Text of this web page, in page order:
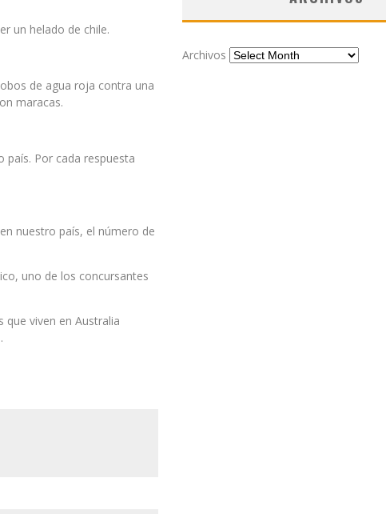
un helado de chile.
de agua roja contra una
maracas.
país. Por cada respuesta
nuestro país, el número de
uno de los concursantes
viven en Australia
Archivos